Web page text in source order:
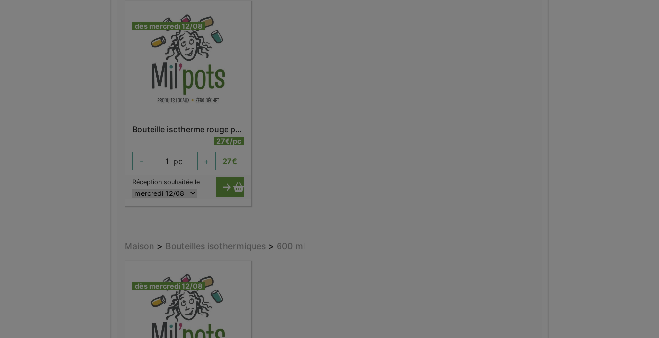
dès mercredi 12/08
Bouteille isotherme rouge piment 500 ml
27€/pc
- 1 pc + 27€
Réception souhaitée le
Maison > Bouteilles isothermiques > 600 ml
dès mercredi 12/08